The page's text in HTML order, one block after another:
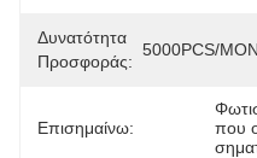
Δυνατότητα
Προσφοράς:
5000PCS/
Επισημαίνω:
που